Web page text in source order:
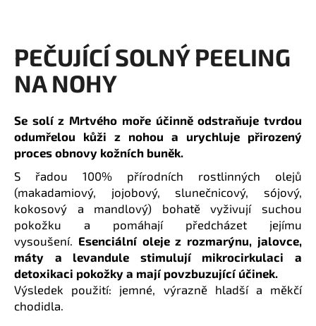
PEČUJÍCÍ SOLNÝ PEELING
NA NOHY
Se solí z Mrtvého moře účinně odstraňuje tvrdou
odumřelou kůži z nohou a urychluje přirozený
proces obnovy kožních buněk.
S řadou 100% přírodních rostlinných olejů
(makadamiový, jojobový, slunečnicový, sójový,
kokosový a mandlový) bohatě vyživují suchou
pokožku a pomáhají předcházet jejímu
vysoušení. Esenciální oleje z rozmarýnu, jalovce,
máty a levandule stimulují mikrocirkulaci a
detoxikaci pokožky a mají povzbuzující účinek.
Výsledek použití: jemné, výrazně hladší a měkčí
chodidla.
í
t
?
HLEDAT
D
o
p
o
r
u